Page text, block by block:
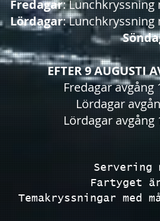
Fredagar: Lunchkryssning
Lördagar: Lunchkryssning
EFTER 9 AUGUSTI
Fredagar
Lördagar
Lördagar
Servering
Fartyget
Temakryssningar